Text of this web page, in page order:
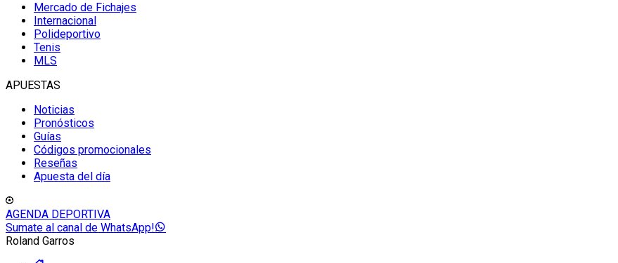
Mercado de Fichajes
Internacional
Polideportivo
Tenis
MLS
APUESTAS
Noticias
Pronósticos
Guías
Códigos promocionales
Reseñas
Apuesta del día
AGENDA DEPORTIVA
Sumate al canal de WhatsApp!
Roland Garros